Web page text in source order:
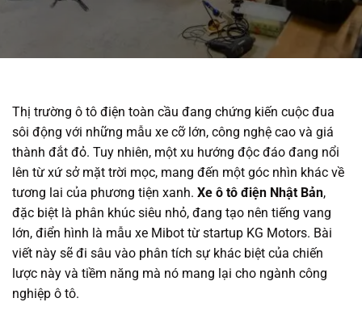
Thị trường ô tô điện toàn cầu đang chứng kiến cuộc đua
sôi động với những mẫu xe cỡ lớn, công nghệ cao và giá
thành đắt đỏ. Tuy nhiên, một xu hướng độc đáo đang nổi
lên từ xứ sở mặt trời mọc, mang đến một góc nhìn khác về
tương lai của phương tiện xanh. Xe ô tô điện Nhật Bản,
đặc biệt là phân khúc siêu nhỏ, đang tạo nên tiếng vang
lớn, điển hình là mẫu xe Mibot từ startup KG Motors. Bài
viết này sẽ đi sâu vào phân tích sự khác biệt của chiến
lược này và tiềm năng mà nó mang lại cho ngành công
nghiệp ô tô.